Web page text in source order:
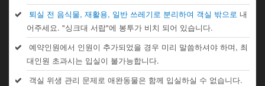
퇴실 전 음식물, 재활용, 일반 쓰레기로 분리하여 객실 밖으로 내
어주세요. "싱크대 서랍"에 봉투가 비치 되어 있습니다.
예약인원에서 인원이 추가되었을 경우 미리 말씀하셔야 하며, 최
대인원 초과시는 입실이 불가능합니다.
객실 위생 관리 문제로 애완동물은 함께 입실하실 수 없습니다.